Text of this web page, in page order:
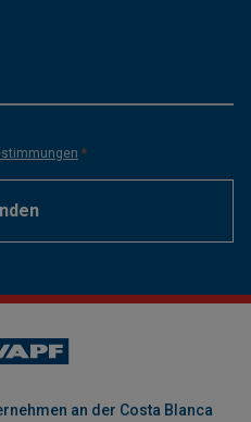
*
an der Costa Blanca